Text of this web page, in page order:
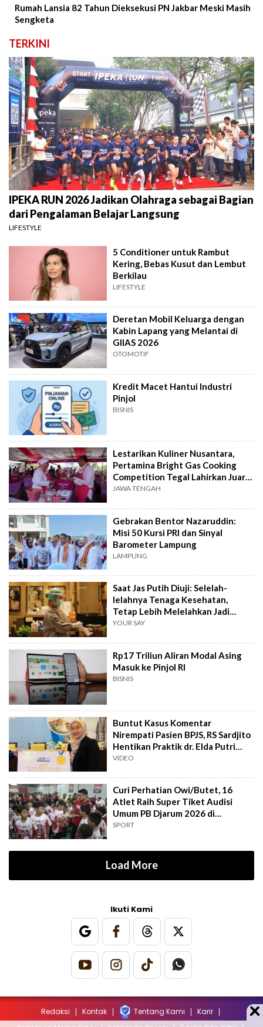
Rumah Lansia 82 Tahun Dieksekusi PN Jakbar Meski Masih
Sengketa
TERKINI
IPEKA RUN 2026 Jadikan Olahraga sebagai Bagian
dari Pengalaman Belajar Langsung
LIFESTYLE
5 Conditioner untuk Rambut
Kering, Bebas Kusut dan Lembut
Berkilau
LIFESTYLE
Deretan Mobil Keluarga dengan
Kabin Lapang yang Melantai di
GIIAS 2026
OTOMOTIF
Kredit Macet Hantui Industri
Pinjol
BISNIS
Lestarikan Kuliner Nusantara,
Pertamina Bright Gas Cooking
Competition Tegal Lahirkan Juara
Baru
JAWA TENGAH
Gebrakan Bentor Nazaruddin:
Misi 50 Kursi PRI dan Sinyal
Barometer Lampung
LAMPUNG
Saat Jas Putih Diuji: Selelah-
lelahnya Tenaga Kesehatan,
Tetap Lebih Melelahkan Jadi
Pasien
YOUR SAY
Rp17 Triliun Aliran Modal Asing
Masuk ke Pinjol RI
BISNIS
Buntut Kasus Komentar
Nirempati Pasien BPJS, RS Sardjito
Hentikan Praktik dr. Elda Putri
Rahard
VIDEO
Curi Perhatian Owi/Butet, 16
Atlet Raih Super Tiket Audisi
Umum PB Djarum 2026 di
Makassar
SPORT
Load More
Ikuti Kami
Redaksi Kontak Tentang Kami
Karir